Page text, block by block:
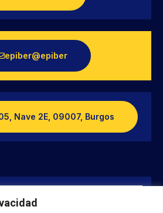
epiber@epiber
Nave 2E, 09007, Burgos